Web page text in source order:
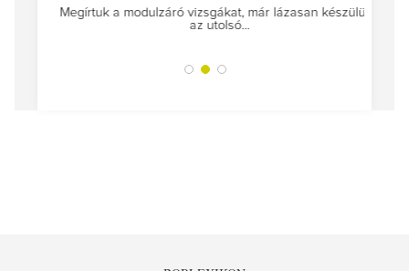
Megírtuk a modulzáró vizsgákat, már lázasan készülünk
az utolsó...